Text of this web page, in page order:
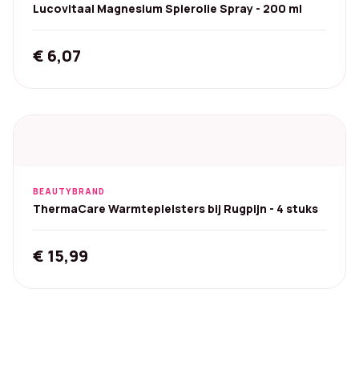
Lucovitaal Magnesium Spierolie Spray - 200 ml
€ 6,07
BEAUTYBRAND
ThermaCare Warmtepleisters bij Rugpijn - 4 stuks
€ 15,99